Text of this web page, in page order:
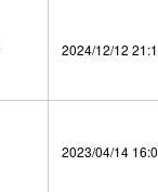
2024/12/12
2023/04/14